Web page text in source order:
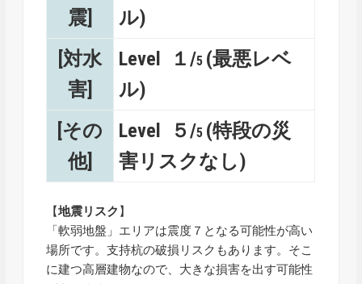
震]
ル)
[対水
害]
Level １/5 (最悪レベ
ル)
[その
他]
Level ５/5 (特段の災
害リスクなし)
【地震リスク 】
「軟弱地盤」エリアは震度７となる可能性が高い
場所です。支持杭の破損リスクもあります。そこ
に建つ高層建物なので、大きな損害を出す可能性